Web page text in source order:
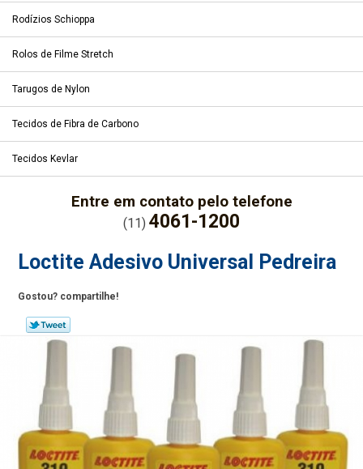
Rodízios Schioppa
Rolos de Filme Stretch
Tarugos de Nylon
Tecidos de Fibra de Carbono
Tecidos Kevlar
Entre em contato pelo telefone
(11) 4061-1200
Loctite Adesivo Universal Pedreira
Gostou? compartilhe!